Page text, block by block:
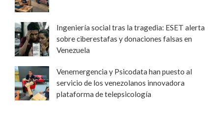
Ingeniería social tras la tragedia: ESET alerta
sobre ciberestafas y donaciones falsas en
Venezuela
Venemergencia y Psicodata han puesto al
servicio de los venezolanos innovadora
plataforma de telepsicología